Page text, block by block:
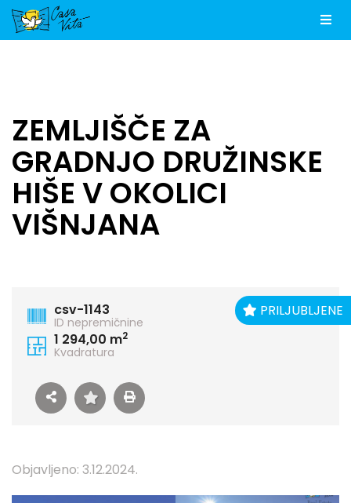
PRILJUBLJENE
ZEMLJIŠČE ZA
GRADNJO DRUŽINSKE
HIŠE V OKOLICI
VIŠNJANA
csv-1143
ID nepremičnine
1 294,00 m2
Kvadratura
Objavljeno: 3.12.2024.